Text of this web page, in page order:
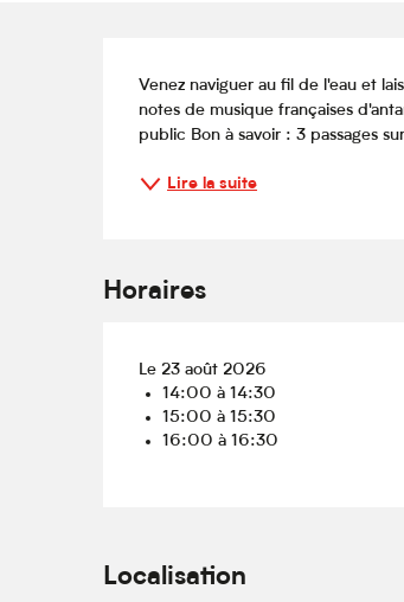
Description
Venez naviguer au fil de l'eau et
notes de musique françaises
public Bon à savoir : 3 passages
Lire la suite
Horaires
Le 23 août 2026
14:00 à 14:30
15:00 à 15:30
16:00 à 16:30
Localisation